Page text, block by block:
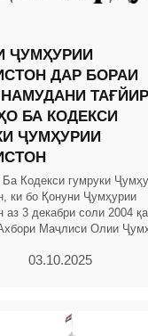
ҶУМҲУРИИ
ДАР БОРАИ
БА КОДЕКСИ
ҶУМҲУРИИ
Кодекси гумруки
ки бо Қонуни Ҷумҳурии
аз 3 декабри соли 2004
Маҷлиси Олии
03.10.2025